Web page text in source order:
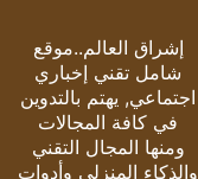
إشراق العالم..موقع
شامل تقني إخباري
اجتماعي, يهتم بالتدوين
في كافة المجالات
ومنها المجال التقني
والذكاء المنزلي وأدوات